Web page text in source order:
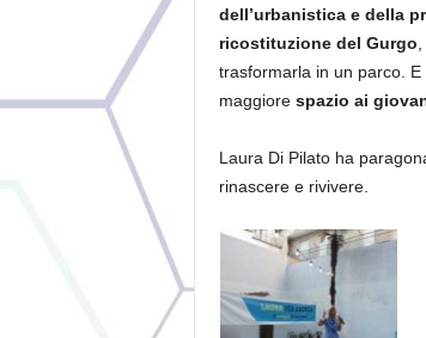
dell’urbanistica e della
ricostituzione del Gurgo
trasformarla in un parco.
maggiore spazio ai
Laura Di Pilato ha
rinascere e rivivere.